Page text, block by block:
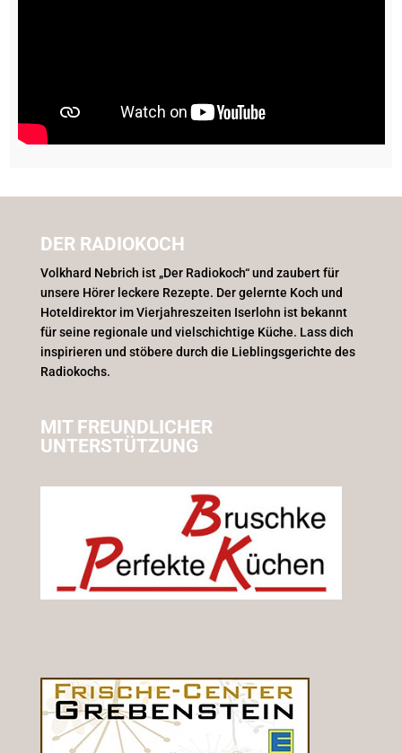
DER RADIOKOCH
Volkhard Nebrich ist „Der Radiokoch“ und zaubert für
unsere Hörer leckere Rezepte. Der gelernte Koch und
Hoteldirektor im Vierjahreszeiten Iserlohn ist bekannt
für seine regionale und vielschichtige Küche. Lass dich
inspirieren und stöbere durch die Lieblingsgerichte des
Radiokochs.
MIT FREUNDLICHER
UNTERSTÜTZUNG